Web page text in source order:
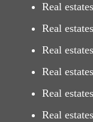
Real
Real
Real
Real
Real
Real